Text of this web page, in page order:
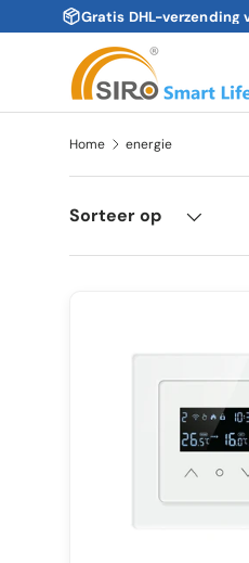
Ga naar inhoud
Gratis DHL-verzending
Home energie
Sorteer op